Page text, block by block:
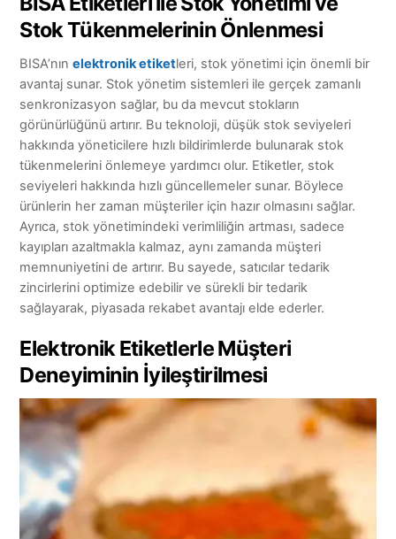
Stok Tükenmelerinin Önlenmesi
BISA’nınelektronik etiketleri, stok yönetimi için önemli bir
avantaj sunar. Stok yönetim sistemleri ile gerçek zamanlı
senkronizasyon sağlar, bu da mevcut stokların
görünürlüğünü artırır. Bu teknoloji, düşük stok seviyeleri
hakkında yöneticilere hızlı bildirimlerde bulunarak stok
tükenmelerini önlemeye yardımcı olur. Etiketler, stok
seviyeleri hakkında hızlı güncellemeler sunar. Böylece
ürünlerin her zaman müşteriler için hazır olmasını sağlar.
Ayrıca, stok yönetimindeki verimliliğin artması, sadece
kayıpları azaltmakla kalmaz, aynı zamanda müşteri
memnuniyetini de artırır. Bu sayede, satıcılar tedarik
zincirlerini optimize edebilir ve sürekli bir tedarik
sağlayarak, piyasada rekabet avantajı elde ederler.
Elektronik Etiketlerle Müşteri
Deneyiminin İyileştirilmesi